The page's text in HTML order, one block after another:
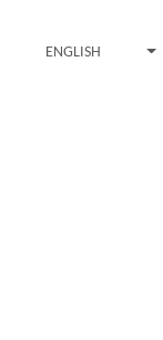
ENGLISH